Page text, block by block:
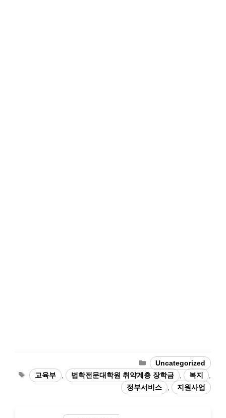
카
테
고
리
Uncategorized
태
그
교육부 법학전문대학원 취약계층 장학금 복지
정부서비스
지원사업